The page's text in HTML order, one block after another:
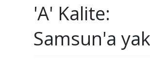
'A' Kalite:
Samsun'a